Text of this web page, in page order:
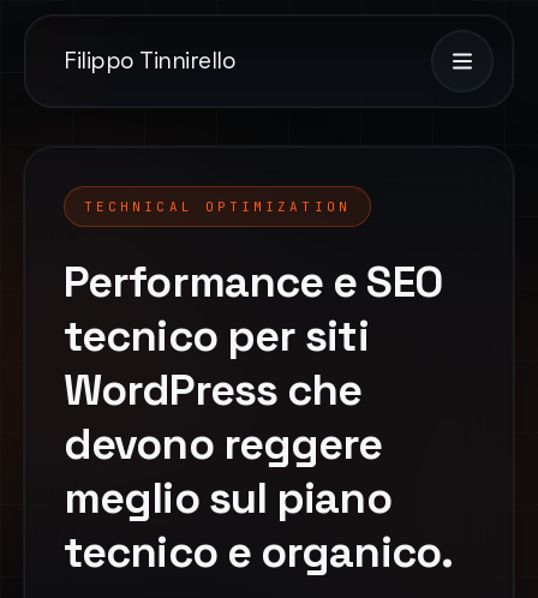
Filippo Tinnirello
TECHNICAL OPTIMIZATION
Performance e SEO
tecnico per siti
WordPress che
devono reggere
meglio sul piano
tecnico e organico.